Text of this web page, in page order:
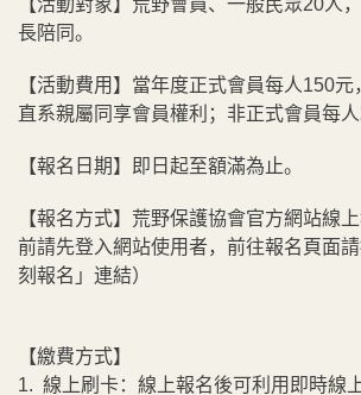
長陪同。
【活動費用】當年度正式會員每人150
直系親屬同享會員權利；非正式會員每人
【報名日期】即日起至額滿為止。
【報名方式】荒野保護協會官方網站線
前請先登入網站使用者，前往報名頁面
刻報名」連結）
【繳費方式】
1. 線上刷卡：線上報名後可利用即時線